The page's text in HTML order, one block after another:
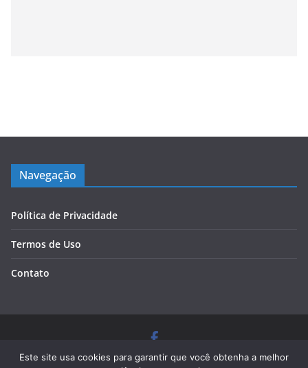
Navegação
Política de Privacidade
Termos de Uso
Contato
Copyright © 2026 Blog Cursos de Qualidade. Todos os
Este site usa cookies para garantir que você obtenha a melhor